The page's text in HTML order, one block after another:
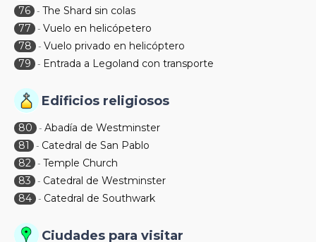
76 - The Shard sin colas
77
- Vuelo en helicópetero
78
- Vuelo privado en helicóptero
79
- Entrada a Legoland con transporte
Edificios religiosos
80 - Abadía de Westminster
81
- Catedral de San Pablo
82 - Temple Church
83
- Catedral de Westminster
84 - Catedral de Southwark
Ciudades para visitar